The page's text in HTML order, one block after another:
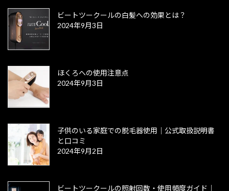
ビートツークールの白髪への効果とは？
2024年9月3日
ほくろへの使用注意点
2024年9月3日
子供のいる家庭での脱毛器使用｜公式取扱説明書
と口コミ
2024年9月2日
ビートツークールの照射回数・使用頻度ガイド｜